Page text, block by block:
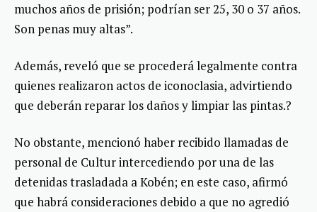
muchos años de prisión; podrían ser 25, 30 o 37 años.
Son penas muy altas”.
Además, reveló que se procederá legalmente contra
quienes realizaron actos de iconoclasia, advirtiendo
que deberán reparar los daños y limpiar las pintas.?
No obstante, mencionó haber recibido llamadas de
personal de Cultur intercediendo por una de las
detenidas trasladada a Kobén; en este caso, afirmó
que habrá consideraciones debido a que no agredió